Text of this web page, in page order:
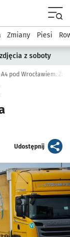
Komunikacja
Zmiany Piesi
z soboty
pod Wrocławiem.
Udostępnijartykuł